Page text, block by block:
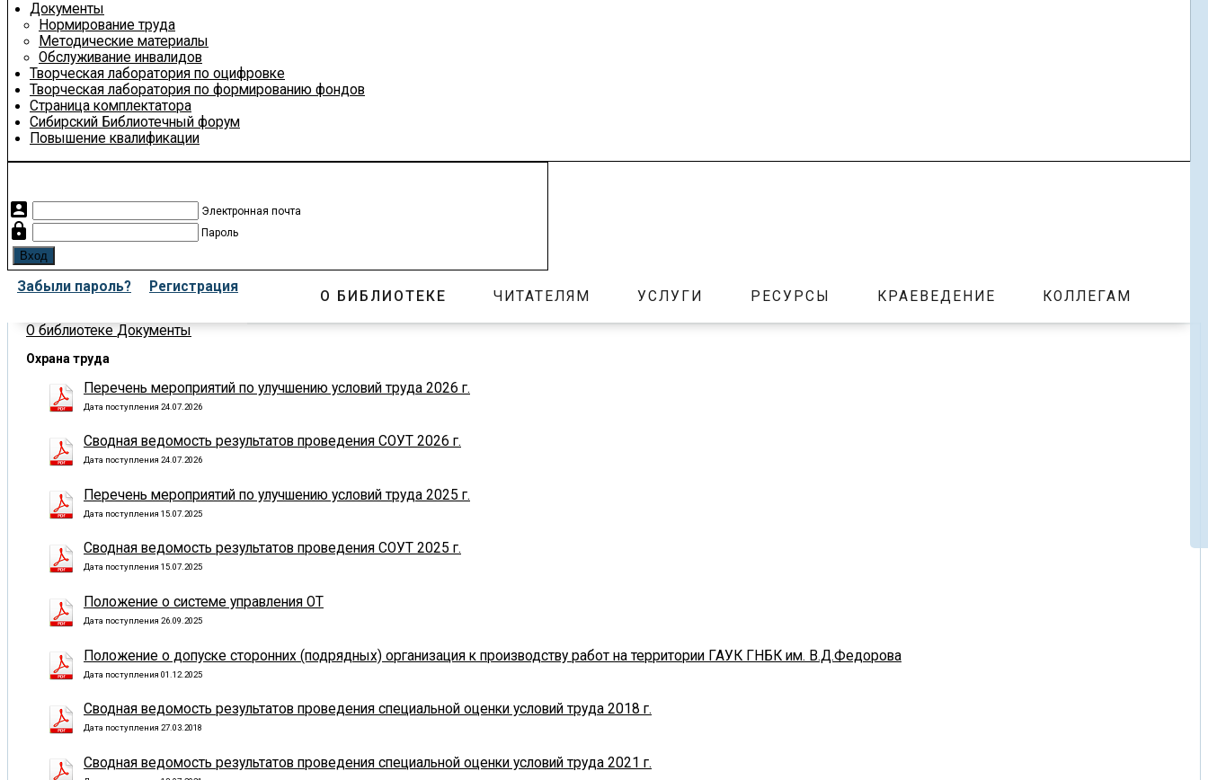
Документы
Нормирование труда
Методические материалы
Обслуживание инвалидов
Творческая лаборатория по оцифровке
Творческая лаборатория по формированию фондов
Страница комплектатора
Сибирский Библиотечный форум
Повышение квалификации
account_box Электронная почта
lock Пароль
Забыли пароль? Регистрация
О БИБЛИОТЕКЕ ЧИТАТЕЛЯМ УСЛУГИ РЕСУРСЫ КРАЕВЕДЕНИЕ КОЛЛЕГАМ
О библиотекеДокументы
Охрана труда
Перечень мероприятий по улучшению условий труда 2026 г.
Дата поступления 24.07.2026
Сводная ведомость результатов проведения СОУТ 2026 г.
Дата поступления 24.07.2026
Перечень мероприятий по улучшению условий труда 2025 г.
Дата поступления 15.07.2025
Сводная ведомость результатов проведения СОУТ 2025 г.
Дата поступления 15.07.2025
Положение о системе управления ОТ
Дата поступления 26.09.2025
Положение о допуске сторонних (подрядных) организация к производству работ на территории ГАУК ГНБК им. В.Д.Федорова
Дата поступления 01.12.2025
Сводная ведомость результатов проведения специальной оценки условий труда 2018 г.
Дата поступления 27.03.2018
Сводная ведомость результатов проведения специальной оценки условий труда 2021 г.